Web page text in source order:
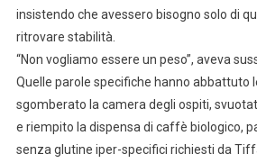
insistendo che avessero bisogno solo di
ritrovare stabilità.
“Non vogliamo essere un peso”, aveva
Quelle parole specifiche hanno abbattuto
sgomberato la camera degli ospiti,
e riempito la dispensa di caffè biologico,
senza glutine iper-specifici richiesti da